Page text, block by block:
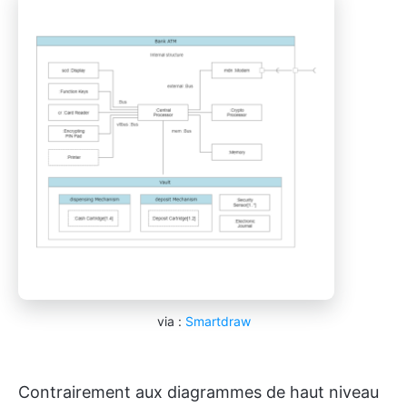
via : Smartdraw
Contrairement aux diagrammes de haut niveau